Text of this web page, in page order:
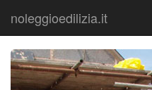
noleggioedilizia.it